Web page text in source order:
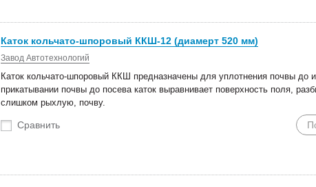
Каток кольчато-шпоровый ККШ-12 (диамерт 520 мм)
Завод Автотехнологий
Каток кольчато-шпоровый ККШ предназначены для уплотнения почвы до
прикатывании почвы до посева каток выравнивает поверхность поля,
слишком рыхлую, почву.
Сравнить